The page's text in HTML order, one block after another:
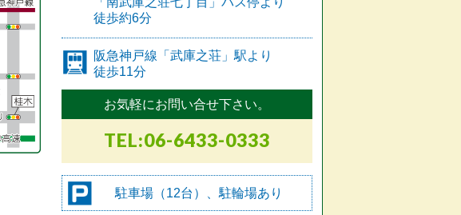
徒歩約6分
阪急神戸線 「武庫之荘」駅より
徒歩11分
お気軽にお問い合せ下さい。
TEL:06-6433-0333
駐車場（12台）、駐輪場あり